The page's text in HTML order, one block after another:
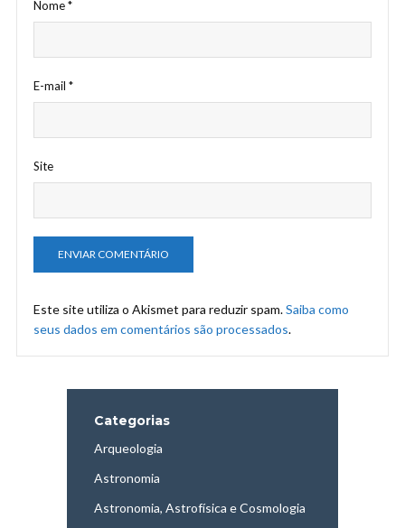
Nome*
E-mail *
Site
Este site utiliza o Akismet para reduzir spam.Saiba como
seus dados em comentários são processados.
Categorias
Arqueologia
Astronomia
Astronomia, Astrofísica e Cosmologia